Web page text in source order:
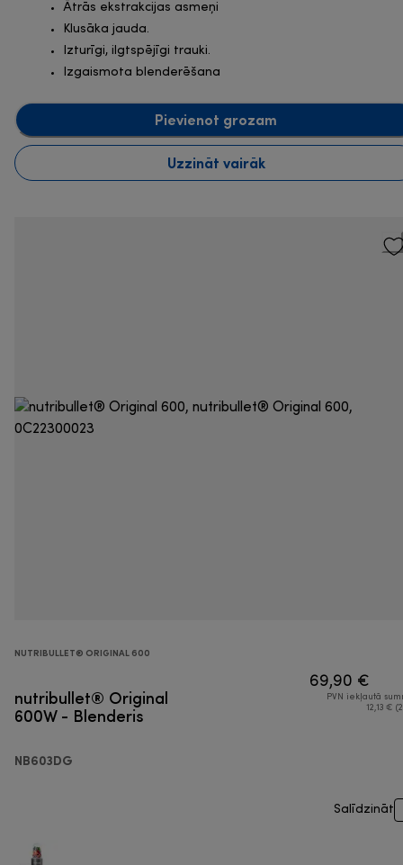
Ātrās ekstrakcijas asmeņi
Klusāka jauda.
Izturīgi, ilgtspējīgi trauki.
Izgaismota blenderēšana
Pievienot grozam
Uzzināt vairāk
NUTRIBULLET® ORIGINAL 600
nutribullet® Original
600W - Blenderis
NB603DG
69,90 €
PVN iekļautā
12,13 €
Salīdzināt